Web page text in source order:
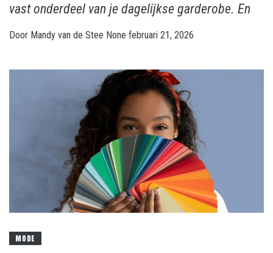
vast onderdeel van je dagelijkse garderobe. En
Door Mandy van de Stee None februari 21, 2026
MODE